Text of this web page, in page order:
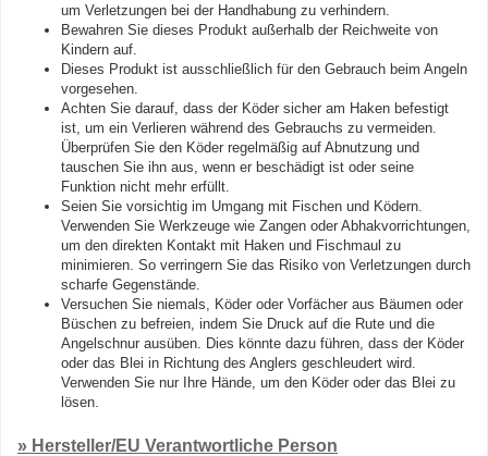
um Verletzungen bei der Handhabung zu verhindern.
Bewahren Sie dieses Produkt außerhalb der Reichweite von
Kindern auf.
Dieses Produkt ist ausschließlich für den Gebrauch beim Angeln
vorgesehen.
Achten Sie darauf, dass der Köder sicher am Haken befestigt
ist, um ein Verlieren während des Gebrauchs zu vermeiden.
Überprüfen Sie den Köder regelmäßig auf Abnutzung und
tauschen Sie ihn aus, wenn er beschädigt ist oder seine
Funktion nicht mehr erfüllt.
Seien Sie vorsichtig im Umgang mit Fischen und Ködern.
Verwenden Sie Werkzeuge wie Zangen oder Abhakvorrichtungen,
um den direkten Kontakt mit Haken und Fischmaul zu
minimieren. So verringern Sie das Risiko von Verletzungen durch
scharfe Gegenstände.
Versuchen Sie niemals, Köder oder Vorfächer aus Bäumen oder
Büschen zu befreien, indem Sie Druck auf die Rute und die
Angelschnur ausüben. Dies könnte dazu führen, dass der Köder
oder das Blei in Richtung des Anglers geschleudert wird.
Verwenden Sie nur Ihre Hände, um den Köder oder das Blei zu
lösen.
» Hersteller/EU Verantwortliche Person